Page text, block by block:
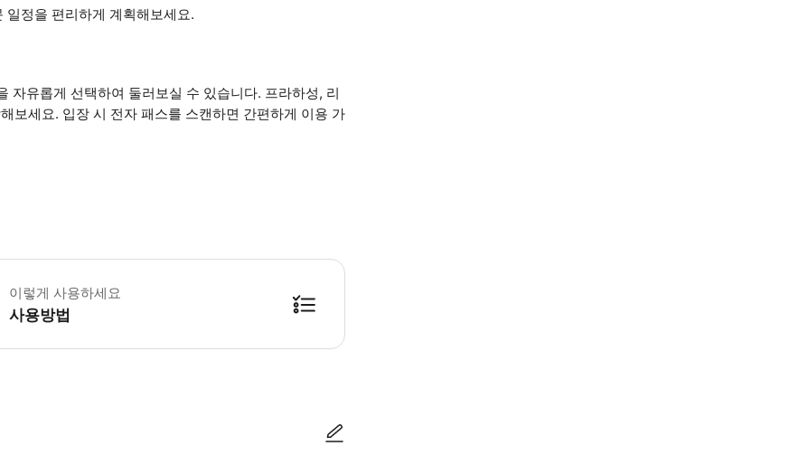
정을 편리하게 계획해보세요.
유롭게 선택하여 둘러보실 수 있습니다. 프라하성, 리
보세요. 입장 시 전자 패스를 스캔하면 간편하게 이용 가
안내 : - 포함된 관광지는 변경될 수 있습니다. - 각 명소는 1회씩만 방문하실 수 있습니다. - 패스는 첫 명소 방문 시 활성화되며, 이후 30일 동안 유
이렇게 사용하세요
사용방법